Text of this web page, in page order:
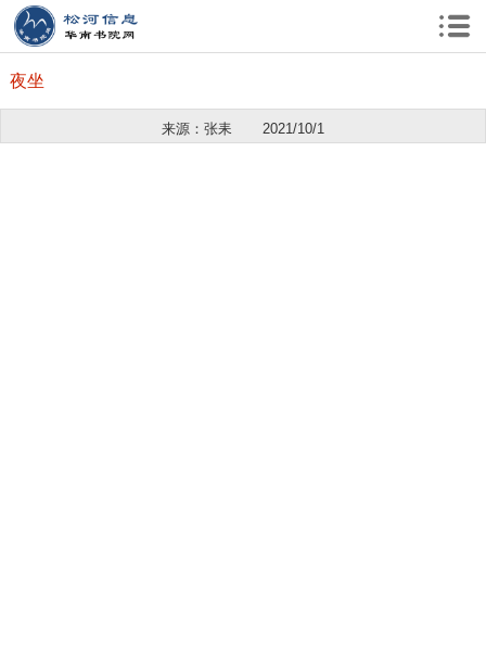
夜坐
来源：张耒 2021/10/1